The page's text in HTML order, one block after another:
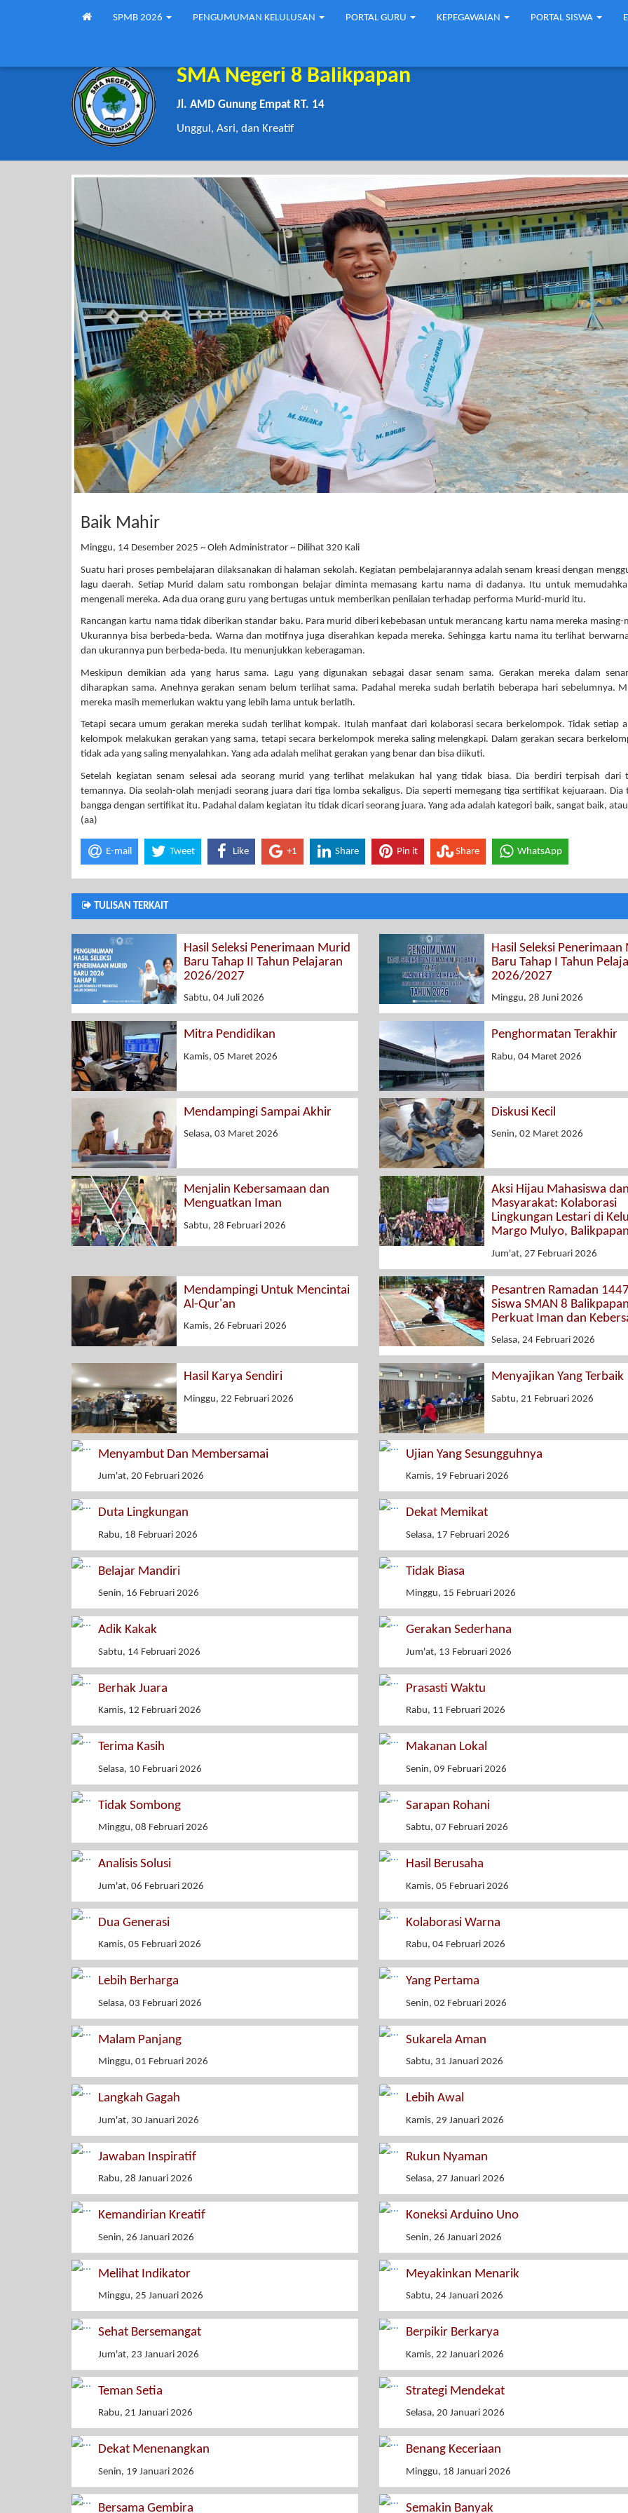
SPMB 2026 PENGUMUMAN KELULUSAN PORTAL GURU KEPEGAWAIAN PORTAL SISWA
SMA Negeri 8 Balikpapan
Jl. AMD Gunung Empat RT. 14
Unggul, Asri, dan Kreatif
Baik Mahir
Minggu, 14 Desember 2025 ~ Oleh Administrator ~ Dilihat 320 Kali
Suatu hari proses pembelajaran dilaksanakan di halaman sekolah. Kegiatan pembelajarannya adalah senam kreasi dengan
lagu daerah. Setiap Murid dalam satu rombongan belajar diminta memasang kartu nama di dadanya. Itu untuk
mengenali mereka. Ada dua orang guru yang bertugas untuk memberikan penilaian terhadap performa Murid-murid itu.
Rancangan kartu nama tidak diberikan standar baku. Para murid diberi kebebasan untuk merancang kartu nama mereka masing-
Ukurannya bisa berbeda-beda. Warna dan motifnya juga diserahkan kepada mereka. Sehingga kartu nama itu terlihat
dan ukurannya pun berbeda-beda. Itu menunjukkan keberagaman.
Meskipun demikian ada yang harus sama. Lagu yang digunakan sebagai dasar senam sama. Gerakan mereka dalam
diharapkan sama. Anehnya gerakan senam belum terlihat sama. Padahal mereka sudah berlatih beberapa hari sebelumnya.
mereka masih memerlukan waktu yang lebih lama untuk berlatih.
Tetapi secara umum gerakan mereka sudah terlihat kompak. Itulah manfaat dari kolaborasi secara berkelompok. Tidak setiap
kelompok melakukan gerakan yang sama, tetapi secara berkelompok mereka saling melengkapi. Dalam gerakan secara
tidak ada yang saling menyalahkan. Yang ada adalah melihat gerakan yang benar dan bisa diikuti.
Setelah kegiatan senam selesai ada seorang murid yang terlihat melakukan hal yang tidak biasa. Dia berdiri terpisah dari
temannya. Dia seolah-olah menjadi seorang juara dari tiga lomba sekaligus. Dia seperti memegang tiga sertifikat kejuaraan. Dia
bangga dengan sertifikat itu. Padahal dalam kegiatan itu tidak dicari seorang juara. Yang ada adalah kategori baik, sangat baik,
(aa)
E-mail Tweet Like +1 Share Pin it Share WhatsApp
TULISAN TERKAIT
Hasil Seleksi Penerimaan Murid
Baru Tahap II Tahun Pelajaran
2026/2027
Sabtu, 04 Juli 2026
Hasil Seleksi Penerimaan
Baru Tahap I Tahun
2026/2027
Minggu, 28 Juni 2026
Mitra Pendidikan
Kamis, 05 Maret 2026
Penghormatan Terakhir
Rabu, 04 Maret 2026
Mendampingi Sampai Akhir
Selasa, 03 Maret 2026
Diskusi Kecil
Senin, 02 Maret 2026
Menjalin Kebersamaan dan
Menguatkan Iman
Sabtu, 28 Februari 2026
Aksi Hijau Mahasiswa dan
Masyarakat: Kolaborasi
Lingkungan Lestari di
Margo Mulyo, Balikpapan
Jum'at, 27 Februari 2026
Mendampingi Untuk Mencintai
Al-Qur'an
Kamis, 26 Februari 2026
Pesantren Ramadan
Siswa SMAN 8 Balikpapan
Perkuat Iman dan
Selasa, 24 Februari 2026
Hasil Karya Sendiri
Minggu, 22 Februari 2026
Menyajikan Yang Terbaik
Sabtu, 21 Februari 2026
Menyambut Dan Membersamai
Jum'at, 20 Februari 2026
Ujian Yang Sesungguhnya
Kamis, 19 Februari 2026
Duta Lingkungan
Rabu, 18 Februari 2026
Dekat Memikat
Selasa, 17 Februari 2026
Belajar Mandiri
Senin, 16 Februari 2026
Tidak Biasa
Minggu, 15 Februari 2026
Adik Kakak
Sabtu, 14 Februari 2026
Gerakan Sederhana
Jum'at, 13 Februari 2026
Berhak Juara
Kamis, 12 Februari 2026
Prasasti Waktu
Rabu, 11 Februari 2026
Terima Kasih
Selasa, 10 Februari 2026
Makanan Lokal
Senin, 09 Februari 2026
Tidak Sombong
Minggu, 08 Februari 2026
Sarapan Rohani
Sabtu, 07 Februari 2026
Analisis Solusi
Jum'at, 06 Februari 2026
Hasil Berusaha
Kamis, 05 Februari 2026
Dua Generasi
Kamis, 05 Februari 2026
Kolaborasi Warna
Rabu, 04 Februari 2026
Lebih Berharga
Selasa, 03 Februari 2026
Yang Pertama
Senin, 02 Februari 2026
Malam Panjang
Minggu, 01 Februari 2026
Sukarela Aman
Sabtu, 31 Januari 2026
Langkah Gagah
Jum'at, 30 Januari 2026
Lebih Awal
Kamis, 29 Januari 2026
Jawaban Inspiratif
Rabu, 28 Januari 2026
Rukun Nyaman
Selasa, 27 Januari 2026
Kemandirian Kreatif
Senin, 26 Januari 2026
Koneksi Arduino Uno
Senin, 26 Januari 2026
Melihat Indikator
Minggu, 25 Januari 2026
Meyakinkan Menarik
Sabtu, 24 Januari 2026
Sehat Bersemangat
Jum'at, 23 Januari 2026
Berpikir Berkarya
Kamis, 22 Januari 2026
Teman Setia
Rabu, 21 Januari 2026
Strategi Mendekat
Selasa, 20 Januari 2026
Dekat Menenangkan
Senin, 19 Januari 2026
Benang Keceriaan
Minggu, 18 Januari 2026
Bersama Gembira Semakin Banyak